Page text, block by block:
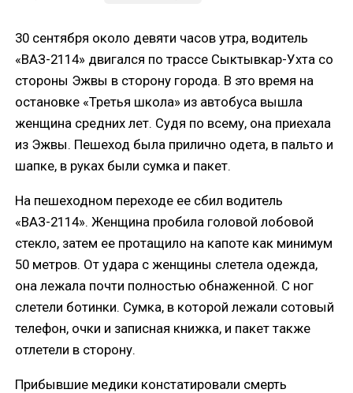
30 сентября около девяти часов утра, водитель
«ВАЗ-2114» двигался по трассе Сыктывкар-Ухта со
стороны Эжвы в сторону города. В это время на
остановке «Третья школа» из автобуса вышла
женщина средних лет. Судя по всему, она приехала
из Эжвы. Пешеход была прилично одета, в пальто и
шапке, в руках были сумка и пакет.
На пешеходном переходе ее сбил водитель
«ВАЗ-2114». Женщина пробила головой лобовой
стекло, затем ее протащило на капоте как минимум
50 метров. От удара с женщины слетела одежда,
она лежала почти полностью обнаженной. С ног
слетели ботинки. Сумка, в которой лежали сотовый
телефон, очки и записная книжка, и пакет также
отлетели в сторону.
Прибывшие медики констатировали смерть